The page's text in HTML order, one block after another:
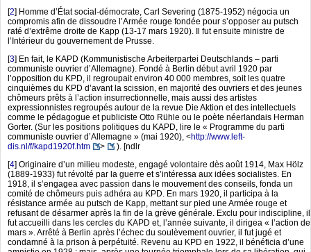
[2] Homme d’État social-démocrate, Carl Severing (1875-1952) négocia un
compromis afin de dissoudre l’Armée rouge fondée pour s’opposer au putsch
raté d’extrême droite de Kapp (13-17 mars 1920). Il fut ensuite ministre de
l’Intérieur du gouvernement de Prusse.
[3] En fait, le KAPD (Kommunistische Arbeiterpartei Deutschlands – parti
communiste ouvrier d’Allemagne). Fondé à Berlin début avril 1920 par
l’opposition du KPD, il regroupait environ 40 000 membres, soit les quatre
cinquièmes du KPD d’avant la scission, en majorité des ouvriers et des jeunes
chômeurs prêts à l’action insurrectionnelle, mais aussi des artistes
expressionnistes regroupés autour de la revue Die Aktion et des intellectuels
comme le pédagogue et publiciste Otto Rühle ou le poète néerlandais Herman
Gorter. (Sur les positions politiques du KAPD, lire le « Programme du parti
communiste ouvrier d’Allemagne » (mai 1920), <http://www.left-
dis.nl/f/kapd1920f.htm
>
). [ndlr
[4] Originaire d’un milieu modeste, engagé volontaire dès août 1914, Max Hölz
(1889-1933) fut révolté par la guerre et s’intéressa aux idées socialistes. En
1918, il s’engagea avec passion dans le mouvement des conseils, fonda un
comité de chômeurs puis adhéra au KPD. En mars 1920, il participa à la
résistance armée au putsch de Kapp, mettant sur pied une Armée rouge et
refusant de désarmer après la fin de la grève générale. Exclu pour indiscipline, il
fut accueilli dans les cercles du KAPD et, l’année suivante, il dirigea « l’action de
mars ». Arrêté à Berlin après l’échec du soulèvement ouvrier, il fut jugé et
condamné à la prison à perpétuité. Revenu au KPD en 1922, il bénéficia d’une